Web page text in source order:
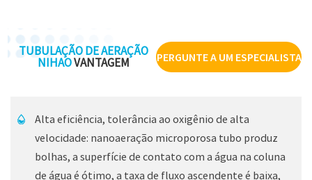
Perda de pressão: 1KW = 100m é ≤ 0,40kpa dissipação
subaquática ≤ 5kp
Eficiência de energia: 0,15kw, certifique-se de que o
oxigênio dissolvido atinja acima de 5mg/L
TUBULAÇÃO DE AERAÇÃO
NIHAOVANTAGEM PERGUNTE A UM ESPECIALISTA
Alta eficiência, tolerância ao oxigênio de alta
velocidade: nanoaeração microporosa tubo produz
bolhas, a superfície de contato com a água na coluna
de água é ótimo, a taxa de fluxo ascendente é baixa,